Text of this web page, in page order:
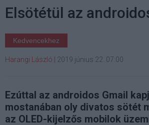
Elsötétül az
Kedvencekhez
Harangi László 2019 június 22. 07:00
Ezúttal az androidos Gmail
mostanában oly divatos sötét
az OLED-kijelzős mobilok